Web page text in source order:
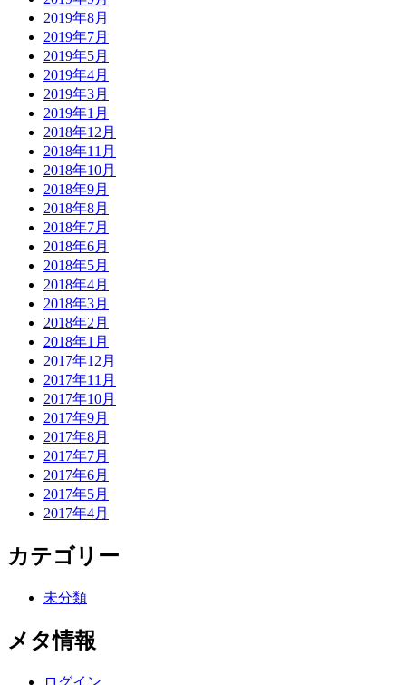
2019年8月
2019年7月
2019年5月
2019年4月
2019年3月
2019年1月
2018年12月
2018年11月
2018年10月
2018年9月
2018年8月
2018年7月
2018年6月
2018年5月
2018年4月
2018年3月
2018年2月
2018年1月
2017年12月
2017年11月
2017年10月
2017年9月
2017年8月
2017年7月
2017年6月
2017年5月
2017年4月
カテゴリー
未分類
メタ情報
ログイン